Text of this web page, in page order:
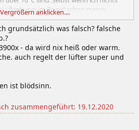
im Board schon massiv
erst auf 70% läuft, wenn ich bei
ziemlich absurd. Ich frage mich ob der
ist oder der Heatspreader uneben
sagt mir, dass es nicht der NH-D15 ist.
heiß, aber da war das Lüfterverhalten
kann man im MSI Bios nur 4
festlegen?
ich zumindest keine Spikes mehr und
muss ich mich doch mal mit dem
anklicken....
grundsätzlich was falsch? falsche
- da wird nix heiß oder warm.
auch regelt der lüfter super und
ist blödsinn.
zusammengeführt: 19.12.2020